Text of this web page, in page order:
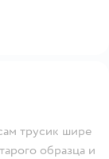
трусик шире
образца и